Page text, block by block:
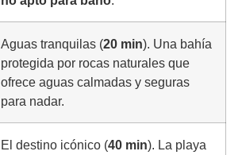
Aguas tranquilas (20 min). Una bahía
protegida por rocas naturales que
ofrece aguas calmadas y seguras
para nadar.
El destino icónico (40 min). La playa